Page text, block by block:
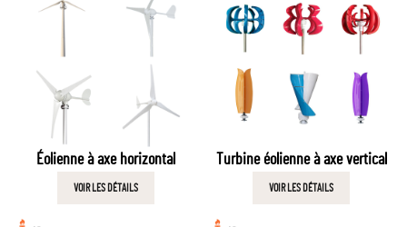
Éolienne à axe horizontal
VOIR LES DÉTAILS
Turbine éolienne à axe vertical
VOIR LES DÉTAILS